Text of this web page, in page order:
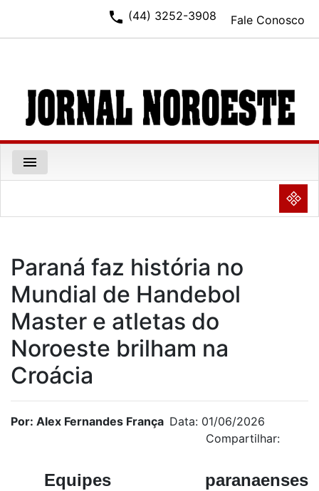
Fale Conosco
phone (44) 3252-3908
menu
NULL
Paraná faz história no
Mundial de Handebol
Master e atletas do
Noroeste brilham na
Croácia
Por: Alex Fernandes França Data: 01/06/2026
Compartilhar:
Equipes paranaenses